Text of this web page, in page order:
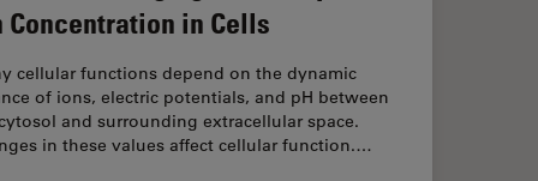
Concentration in Cells
cellular functions depend on the dynamic
of ions, electric potentials, and pH between
and surrounding extracellular space.
in these values affect cellular function.…